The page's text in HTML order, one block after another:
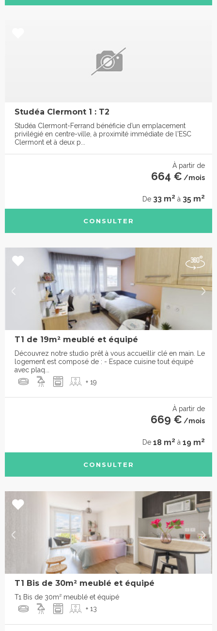
Studéa Clermont 1 : T2
Studéa Clermont-Ferrand bénéficie d’un emplacement
privilégié en centre-ville, à proximité immédiate de l'ESC
Clermont et à deux p...
À partir de
664 € /mois
De 33 m2 à 35 m2
CONSULTER
T1 de 19m² meublé et équipé
Découvrez notre studio prêt à vous accueillir clé en main. Le
logement est composé de : - Espace cuisine tout équipé
avec plaq...
+ 19
À partir de
669 € /mois
De 18 m2 à 19 m2
CONSULTER
T1 Bis de 30m² meublé et équipé
T1 Bis de 30m² meublé et équipé
+ 13